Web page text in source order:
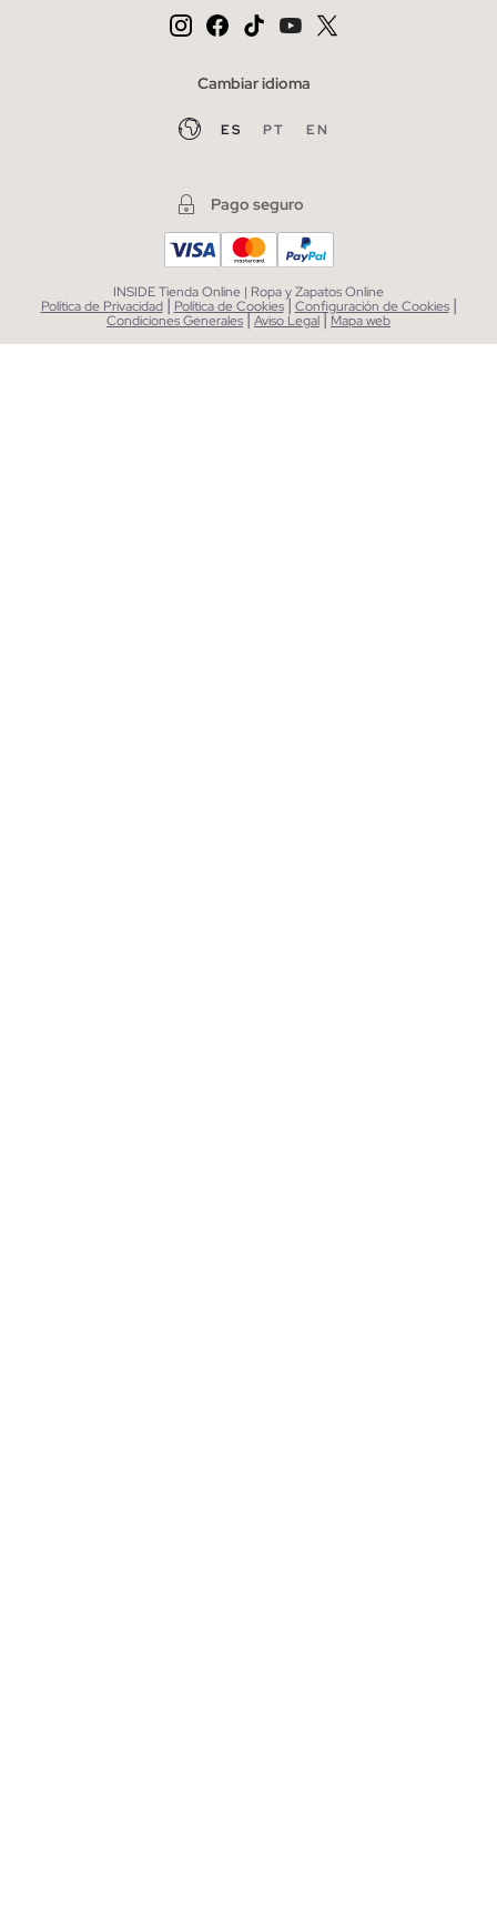
Cambiar idioma
ES PT EN
Pago seguro
INSIDE Tienda Online | Ropa y Zapatos Online
Política de Privacidad | Política de Cookies| Configuración de Cookies |
Condiciones Generales|Aviso Legal| Mapa web